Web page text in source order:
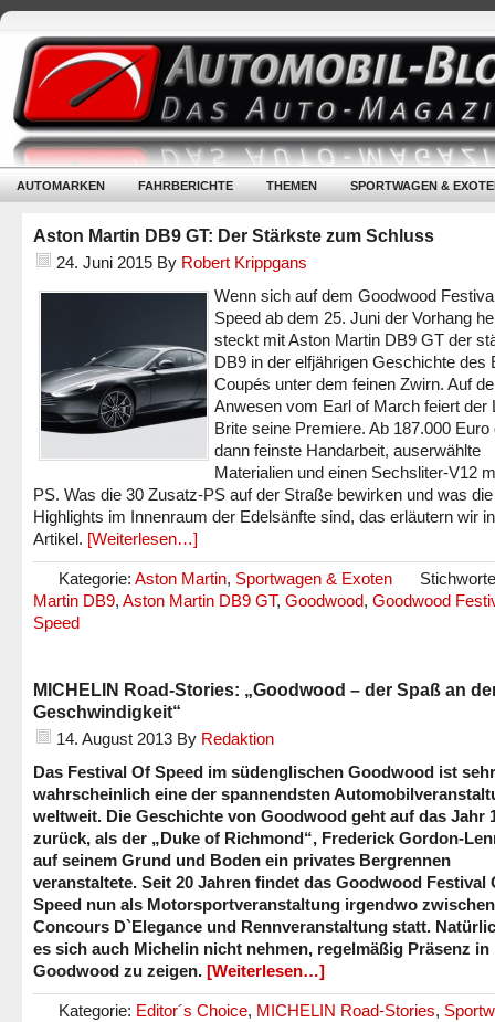
AUTOMARKEN FAHRBERICHTE THEMEN SPORTWAGEN &
Aston Martin DB9 GT: Der Stärkste zum Schluss
24. Juni 2015 By Robert Krippgans
Wenn sich auf dem Goodwood
Speed ab dem 25. Juni der Vorhang
steckt mit Aston Martin DB9 GT der
DB9 in der elfjährigen Geschichte des
Coupés unter dem feinen Zwirn. Auf
Anwesen vom Earl of March feiert der
Brite seine Premiere. Ab 187.000 Euro
dann feinste Handarbeit, auserwählte
Materialien und einen Sechsliter-V12
PS. Was die 30 Zusatz-PS auf der Straße bewirken und was
Highlights im Innenraum der Edelsänfte sind, das erläutern wir
Artikel. [Weiterlesen…]
Kategorie: Aston Martin, Sportwagen & Exoten
Martin DB9, Aston Martin DB9 GT, Goodwood, Goodwood
Speed
MICHELIN Road-Stories: „Goodwood – der Spaß an
Geschwindigkeit“
14. August 2013 By Redaktion
Das Festival Of Speed im südenglischen Goodwood ist sehr
wahrscheinlich eine der spannendsten
weltweit. Die Geschichte von Goodwood geht auf das Jahr
zurück, als der „Duke of Richmond“, Frederick Gordon-
auf seinem Grund und Boden ein privates Bergrennen
veranstaltete. Seit 20 Jahren findet das Goodwood Festival
Speed nun als Motorsportveranstaltung irgendwo zwischen
Concours D`Elegance und Rennveranstaltung statt.
es sich auch Michelin nicht nehmen, regelmäßig Präsenz in
Goodwood zu zeigen. [Weiterlesen…]
Kategorie: Editor´s Choice, MICHELIN Road-Stories,